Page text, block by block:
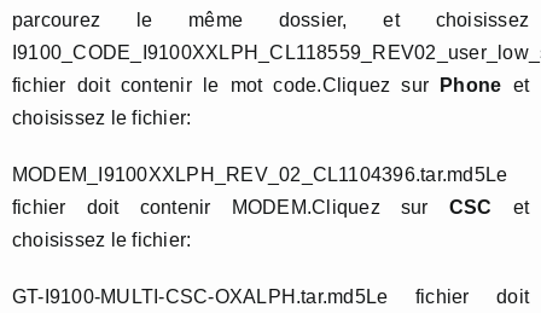
parcourez le même dossier, et choisissez
fichier doit contenir le mot code.Cliquez sur
Phone et
choisissez le fichier:
MODEM_I9100XXLPH_REV_02_CL1104396.tar.md5Le
fichier doit contenir MODEM.Cliquez sur CSC et
choisissez le fichier:
GT-I9100-MULTI-CSC-OXALPH.tar.md5Le fichier doit